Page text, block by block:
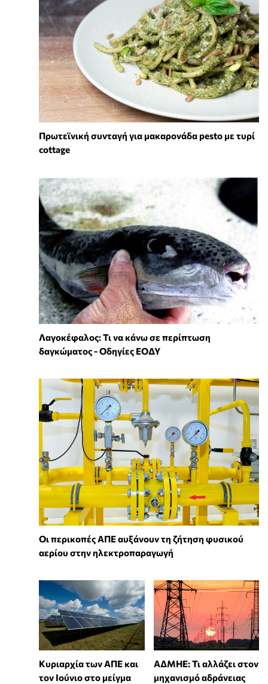
Πρωτεϊνική συνταγή για μακαρονάδα pesto με τυρί
cottage
Λαγοκέφαλος: Τι να κάνω σε περίπτωση
δαγκώματος - Οδηγίες ΕΟΔΥ
Οι περικοπές ΑΠΕ αυξάνουν τη ζήτηση φυσικού
αερίου στην ηλεκτροπαραγωγή
Κυριαρχία των ΑΠΕ και
τον Ιούνιο στο μείγμα
ΑΔΜΗΕ: Τι αλλάζει στον
μηχανισμό αδράνειας